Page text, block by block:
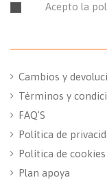
Acepto la
Cambios y
Términos y
FAQ'S
Política de
Política de cookies
Plan apoya